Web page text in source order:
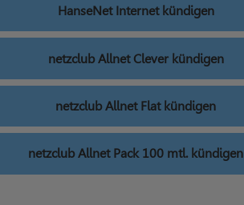
HanseNet Internet kündigen
netzclub Allnet Clever kündigen
netzclub Allnet Flat kündigen
netzclub Allnet Pack 100 mtl. kündigen